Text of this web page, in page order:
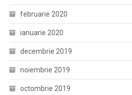
februarie 2020
ianuarie 2020
decembrie 2019
noiembrie 2019
octombrie 2019